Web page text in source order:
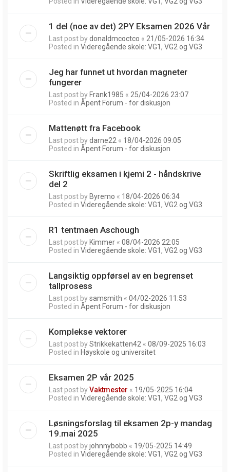
1 del (noe av det) 2PY Eksamen 2026 Vår
Last post bydonaldmcoctco « 21/05-2026 16:34
Posted in Videregående skole: VG1, VG2 og VG3
Jeg har funnet ut hvordan magneter
fungerer
Last post by Frank1985 « 25/04-2026 23:07
Posted in Åpent Forum - for diskusjon
Mattenøtt fra Facebook
Last post bydarne22 « 18/04-2026 09:05
Posted in Åpent Forum - for diskusjon
Skriftlig eksamen i kjemi 2 - håndskrive
del 2
Last post by Byremo « 18/04-2026 06:34
Posted in Videregående skole: VG1, VG2 og VG3
R1 tentmaen Aschough
Last post by Kimmer « 08/04-2026 22:05
Posted in Videregående skole: VG1, VG2 og VG3
Langsiktig oppførsel av en begrenset
tallprosess
Last post bysamsmith « 04/02-2026 11:53
Posted in Åpent Forum - for diskusjon
Komplekse vektorer
Last post byStrikkekatten42 « 08/09-2025 16:03
Posted in Høyskole og universitet
Eksamen 2P vår 2025
Last post byVaktmester « 19/05-2025 16:04
Posted in Videregående skole: VG1, VG2 og VG3
Løsningsforslag til eksamen 2p-y mandag
19.mai 2025
Last post byjohnnybobb « 19/05-2025 14:49
Posted in Videregående skole: VG1, VG2 og VG3